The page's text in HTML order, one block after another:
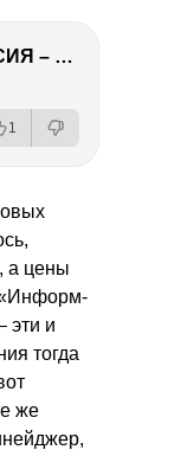
КАРАЧАЕВО-ЧЕРКЕСИЯ – ПУТЕШЕСТВИЕ НА КАВКАЗ часть 2
1
а цены
эти и
тогда
же